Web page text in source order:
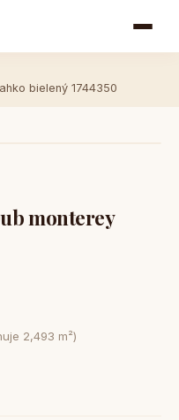
bielený 1744350
monterey
2,493 m²)